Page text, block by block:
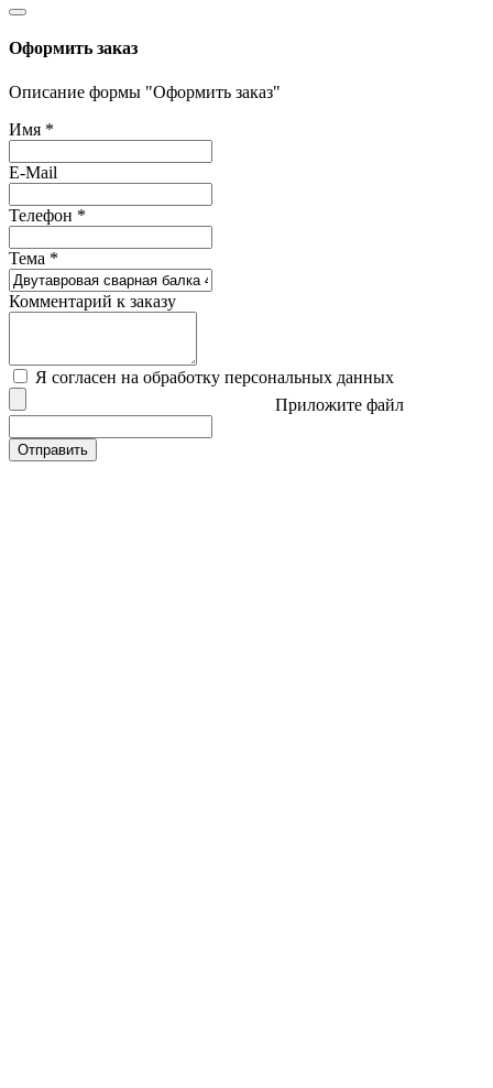
Оформить заказ
Описание формы "Оформить заказ"
Имя *
E-Mail
Телефон *
Тема *
Комментарий к заказу
Я согласен на обработку персональных данных
Приложите файл
Отправить